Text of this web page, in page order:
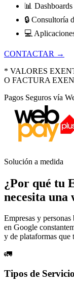
📊 Dashboards
🔒 Consultoría
💻
CONTACTAR →
* VALORES
O FACTURA
Pagos Seguros vía
Solución a medida
¿Por qué tu
necesita una
Empresas y
en Google
y de plataformas que
🚛
Tipos de Servicio